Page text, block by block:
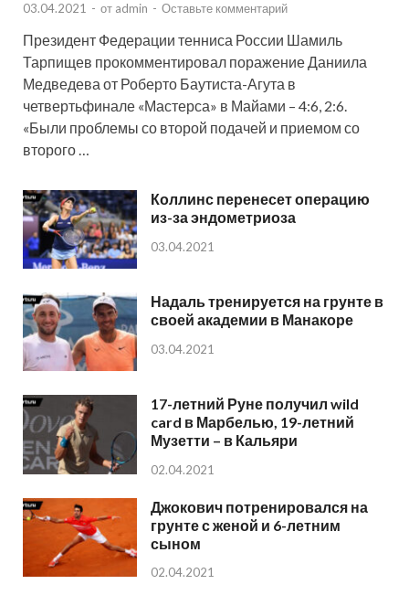
03.04.2021 - от admin - Оставьте комментарий
Президент Федерации тенниса России Шамиль
Тарпищев прокомментировал поражение Даниила
Медведева от Роберто Баутиста-Агута в
четвертьфинале «Мастерса» в Майами – 4:6, 2:6.
«Были проблемы со второй подачей и приемом со
второго …
Коллинс перенесет операцию
из-за эндометриоза
03.04.2021
Надаль тренируется на грунте в
своей академии в Манакоре
03.04.2021
17-летний Руне получил wild
card в Марбелью, 19-летний
Музетти – в Кальяри
02.04.2021
Джокович потренировался на
грунте с женой и 6-летним
сыном
02.04.2021